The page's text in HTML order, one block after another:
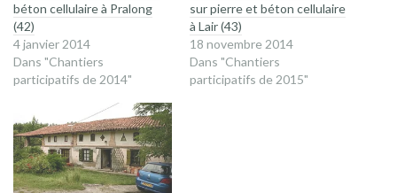
béton cellulaire à Pralong
(42)
4 janvier 2014
Dans "Chantiers
participatifs de 2014"
sur pierre et béton cellulaire
à Lair (43)
18 novembre 2014
Dans "Chantiers
participatifs de 2015"